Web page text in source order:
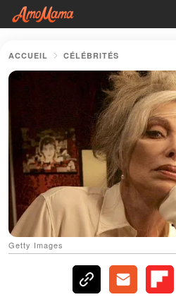
ACCUEIL CÉLÉBRITÉS
Getty Images